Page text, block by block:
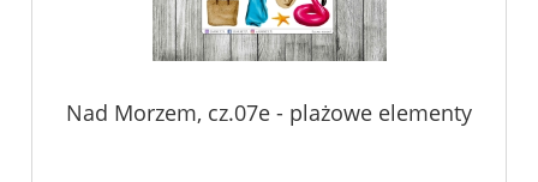
Nad Morzem, cz.07e - plażowe elementy